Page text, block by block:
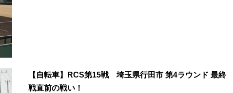
【自転車】RCS第15戦 埼玉県行田市 第4ラウンド 最終
戦直前の戦い！